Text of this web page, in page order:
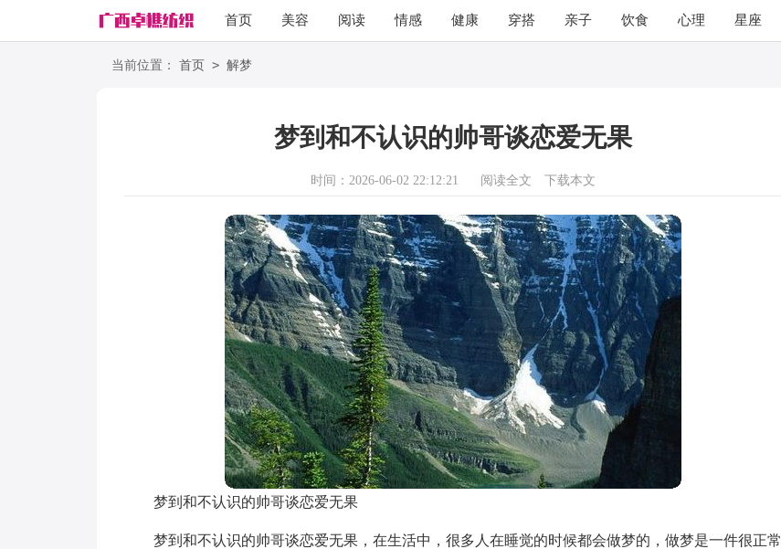
首页 美容 阅读 情感 健康 穿搭 亲子 饮食 心理 星座
励志
当前位置： 首页 > 解梦
梦到和不认识的帅哥谈恋爱无果
时间：2026-06-02 22:12:21 阅读全文 下载本文
梦到和不认识的帅哥谈恋爱无果
梦到和不认识的帅哥谈恋爱无果，在生活中，很多人在睡觉的时候都会做梦的，做梦是一件很正常